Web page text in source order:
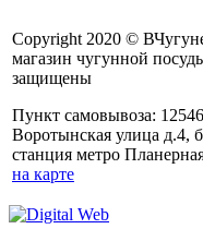
Copyright 2020 ©
магазин чугунной
защищены
Пункт самовывоза:
Воротынская улица д.4,
станция метро
на карте